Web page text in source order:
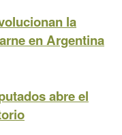
la
en Argentina
abre el